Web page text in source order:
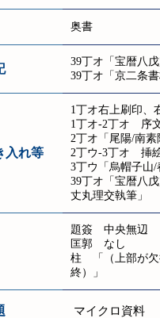
奥書
39丁オ「宝暦八
39丁オ「京二条
入れ等
1丁オ右上刷印、
1丁オ-2丁オ 序
2丁オ「尾陽/南
2丁ウ-3丁オ 挿
3丁ウ「烏帽子山
39丁オ「宝暦八
丈丸理交執筆」
題簽 中央無辺
匡郭 なし
柱 「（上部が
終）」
マイクロ資料